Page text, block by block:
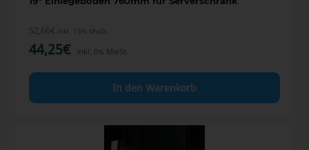
52,66€ inkl. 19% MwSt.
44,25€ inkl. 0% MwSt.
In den Warenkorb